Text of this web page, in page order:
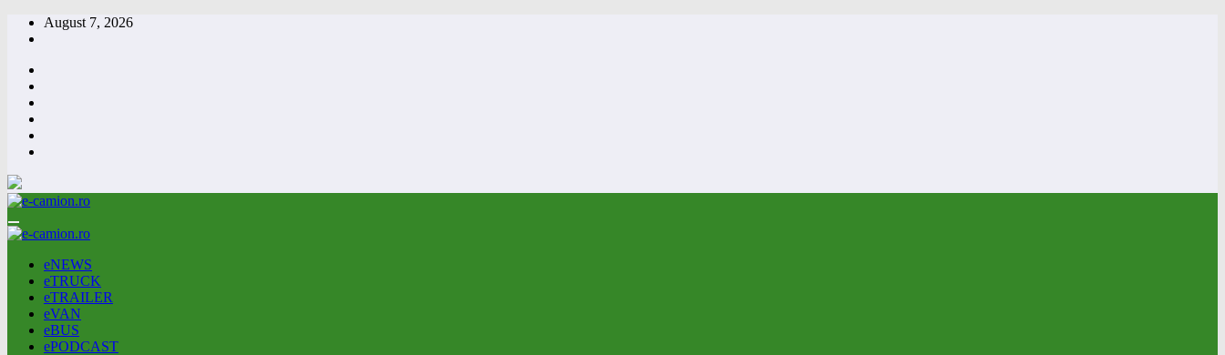
Skip
August 7, 2026
eNEWS
eTRUCK
eTRAILER
eVAN
eBUS
ePODCAST